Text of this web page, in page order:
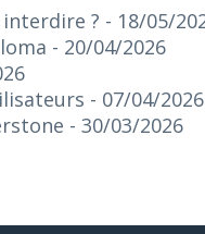
interdire ? - 18/05/
- 20/04/2026
- 07/04/2026
- 30/03/2026